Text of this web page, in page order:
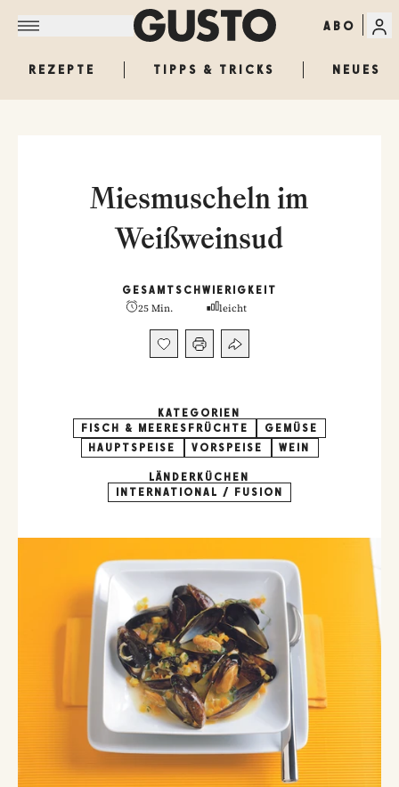
ABO
REZEPTE TIPPS & TRICKS NEUES
Miesmuscheln im
Weißweinsud
GESAMT
25 Min.
SCHWIERIGKEIT
leicht
KATEGORIEN
FISCH & MEERESFRÜCHTE
GEMÜSE
HAUPTSPEISE
VORSPEISE WEIN
LÄNDERKÜCHEN
INTERNATIONAL / FUSION